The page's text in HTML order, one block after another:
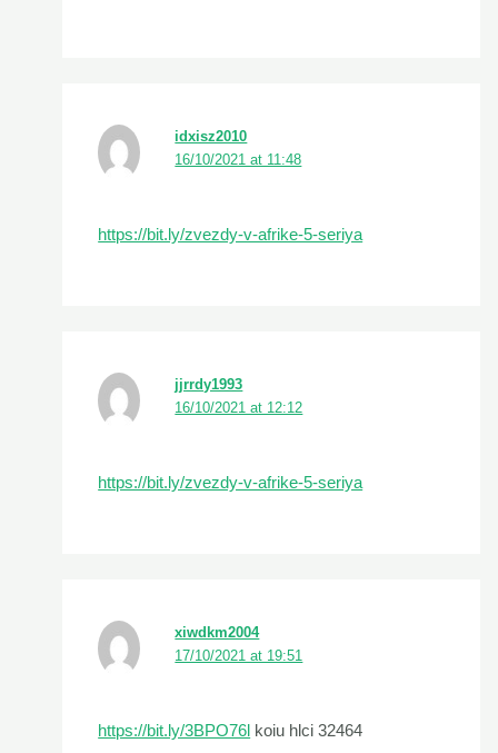
idxisz2010
16/10/2021 at 11:48
https://bit.ly/zvezdy-v-afrike-5-seriya
jjrrdy1993
16/10/2021 at 12:12
https://bit.ly/zvezdy-v-afrike-5-seriya
xiwdkm2004
17/10/2021 at 19:51
https://bit.ly/3BPO76l koiu hlci 32464